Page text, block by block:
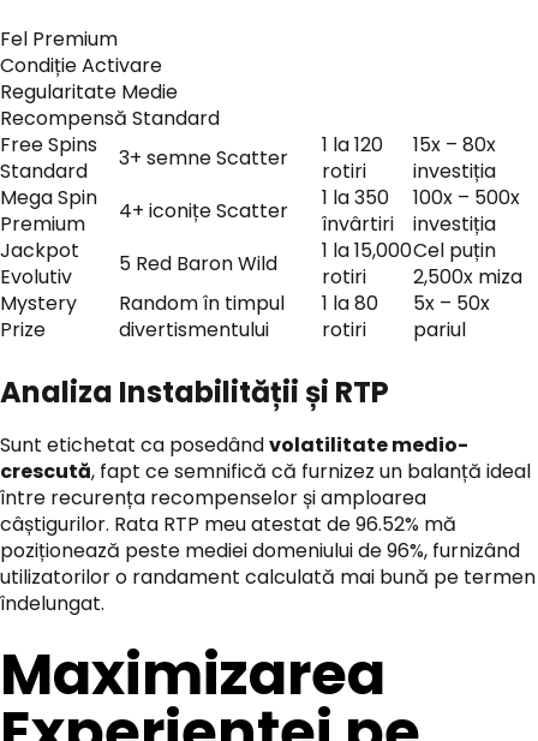
Fel Premium
Condiție Activare
Regularitate Medie
Recompensă Standard
Free Spins
Standard
3+ semne Scatter
1 la 120
rotiri
15x – 80x
investiția
Mega Spin
Premium
4+ iconițe Scatter
1 la 350
învârtiri
100x – 500x
investiția
Jackpot
Evolutiv
5 Red Baron Wild
1 la 15,000
rotiri
Cel puțin
2,500x miza
Mystery
Prize
Random în timpul
divertismentului
1 la 80
rotiri
5x – 50x
pariul
Analiza Instabilității și RTP
Sunt etichetat ca posedândvolatilitate medio-
crescută, fapt ce semnifică că furnizez un balanță ideal
între recurența recompenselor și amploarea
câștigurilor. Rata RTP meu atestat de 96.52% mă
poziționează peste mediei domeniului de 96%, furnizând
utilizatorilor o randament calculată mai bună pe termen
îndelungat.
Maximizarea